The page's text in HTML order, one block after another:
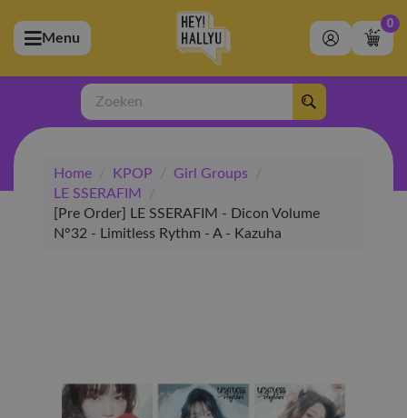
(Artiesten)
(Merchandise)
(Exclusive)
(Winkel)
Menu
0
Zoeken
Home / KPOP / Girl Groups
/
LE SSERAFIM
/
[Pre Order] LE SSERAFIM - Dicon Volume
N°32 - Limitless Rythm - A - Kazuha